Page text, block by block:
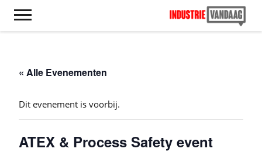
« Alle Evenementen
Dit evenement is voorbij.
ATEX & Process Safety event